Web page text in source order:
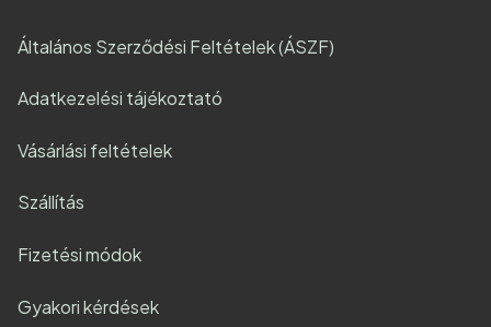
Általános Szerződési Feltételek (ÁSZF)
Adatkezelési tájékoztató
Vásárlási feltételek
Szállítás
Fizetési módok
Gyakori kérdések